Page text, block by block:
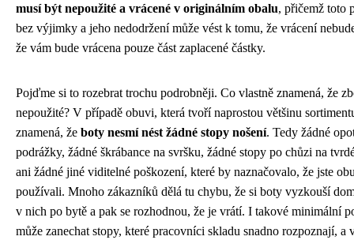
musí být nepoužité a vrácené v originálním obalu, přičemž toto
bez výjimky a jeho nedodržení může vést k tomu, že vrácení
že vám bude vrácena pouze část zaplacené částky.
Pojďme si to rozebrat trochu podrobněji. Co vlastně znamená, že
nepoužité? V případě obuvi, která tvoří naprostou většinu
znamená, že boty nesmí nést žádné stopy nošení. Tedy žádné
podrážky, žádné škrábance na svršku, žádné stopy po chůzi na
ani žádné jiné viditelné poškození, které by naznačovalo, že jste
používali. Mnoho zákazníků dělá tu chybu, že si boty vyzkouší
v nich po bytě a pak se rozhodnou, že je vrátí. I takové minimální
může zanechat stopy, které pracovníci skladu snadno rozpoznají, a